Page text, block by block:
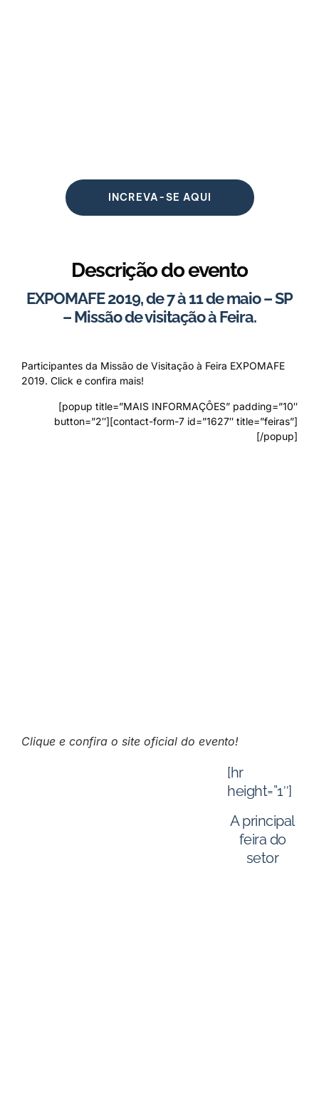
INCREVA-SE AQUI
Descrição do evento
EXPOMAFE 2019, de 7 à 11 de maio – SP
– Missão de visitação à Feira.
Participantes da Missão de Visitação à Feira EXPOMAFE
2019. Click e confira mais!
[popup title=”MAIS INFORMAÇÔES” padding=”10″
button=”2″][contact-form-7 id=”1627″ title=”feiras”]
[/popup]
Clique e confira o site oficial do evento!
[hr
height=”1″]
A principal
feira do
setor